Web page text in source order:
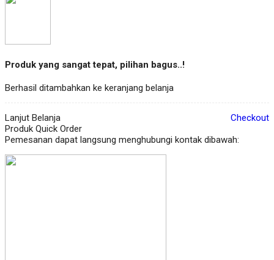
Produk yang sangat tepat, pilihan bagus..!
Berhasil ditambahkan ke keranjang belanja
Lanjut Belanja
Checkout
Produk Quick Order
Pemesanan dapat langsung menghubungi kontak dibawah: